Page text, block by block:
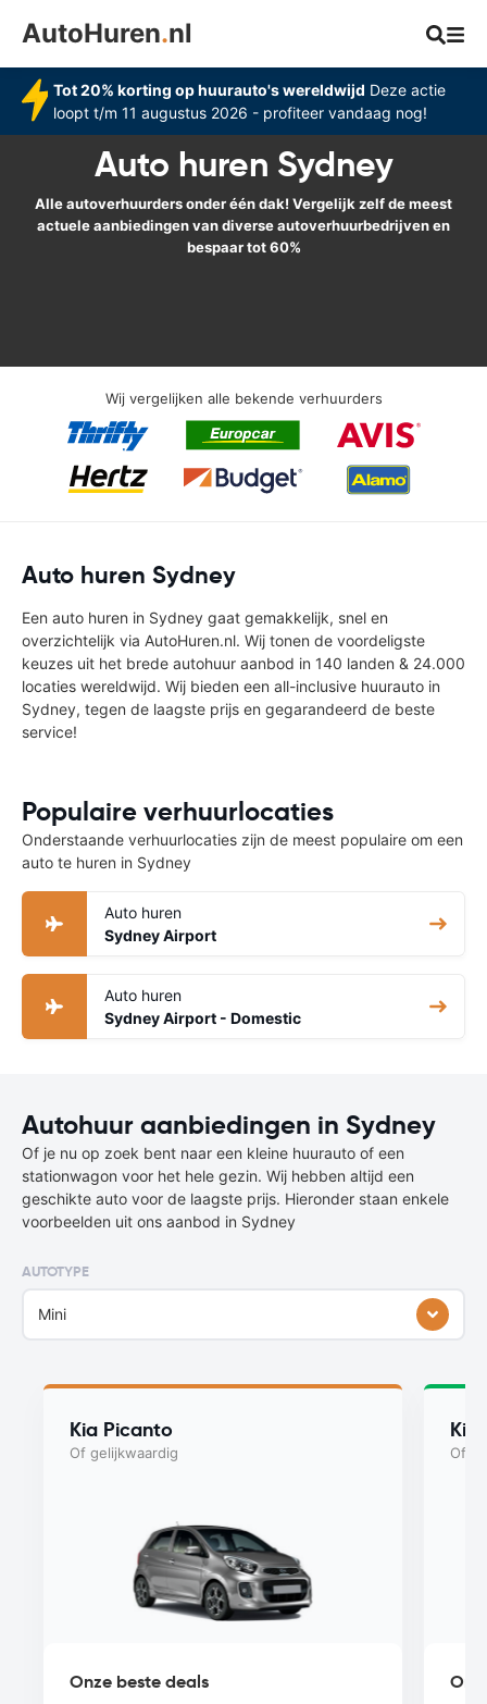
AutoHuren.nl
Tot 20% korting op huurauto's wereldwijd Deze actie
loopt t/m 11 augustus 2026 - profiteer vandaag nog!
Auto huren Sydney
Alle autoverhuurders onder één dak! Vergelijk zelf de meest
actuele aanbiedingen van diverse autoverhuurbedrijven en
bespaar tot 60%
Wij vergelijken alle bekende verhuurders
Auto huren Sydney
Een auto huren in Sydney gaat gemakkelijk, snel en
overzichtelijk via AutoHuren.nl. Wij tonen de voordeligste
keuzes uit het brede autohuur aanbod in 140 landen & 24.000
locaties wereldwijd. Wij bieden een all-inclusive huurauto in
Sydney, tegen de laagste prijs en gegarandeerd de beste
service!
Populaire verhuurlocaties
Onderstaande verhuurlocaties zijn de meest populaire om een
auto te huren in Sydney
Auto huren
Sydney Airport
Auto huren
Sydney Airport - Domestic
Autohuur aanbiedingen in Sydney
Of je nu op zoek bent naar een kleine huurauto of een
stationwagon voor het hele gezin. Wij hebben altijd een
geschikte auto voor de laagste prijs. Hieronder staan enkele
voorbeelden uit ons aanbod in Sydney
AUTOTYPE
Mini
Kia Picanto
Of gelijkwaardig
Onze beste deals
Kia
Of